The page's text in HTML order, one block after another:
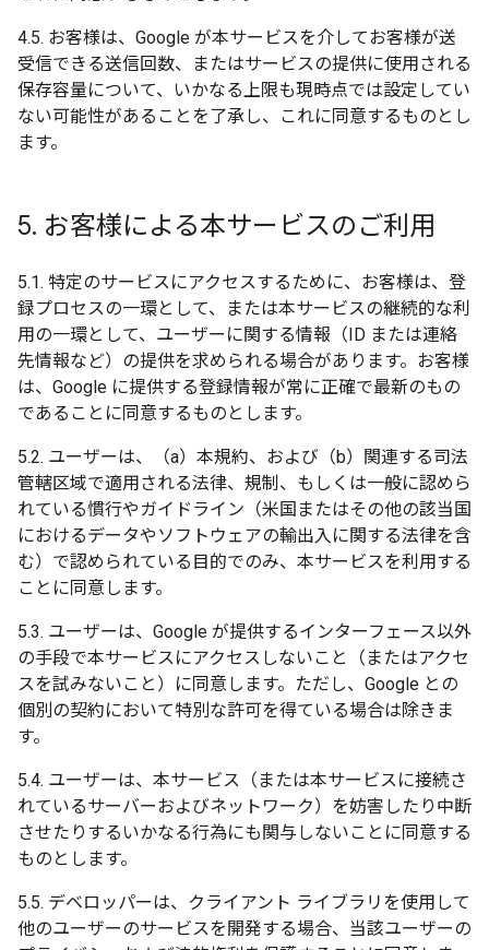
4.5. お客様は、Google が本サービスを介してお客様が送
受信できる送信回数、またはサービスの提供に使用される
保存容量について、いかなる上限も現時点では設定してい
ない可能性があることを了承し、これに同意するものとし
ます。
5. お客様による本サービスのご利用
5.1. 特定のサービスにアクセスするために、お客様は、登
録プロセスの一環として、または本サービスの継続的な利
用の一環として、ユーザーに関する情報（ID または連絡
先情報など）の提供を求められる場合があります。お客様
は、Google に提供する登録情報が常に正確で最新のもの
であることに同意するものとします。
5.2. ユーザーは、（a）本規約、および（b）関連する司法
管轄区域で適用される法律、規制、もしくは一般に認めら
れている慣行やガイドライン（米国またはその他の該当国
におけるデータやソフトウェアの輸出入に関する法律を含
む）で認められている目的でのみ、本サービスを利用する
ことに同意します。
5.3. ユーザーは、Google が提供するインターフェース以外
の手段で本サービスにアクセスしないこと（またはアクセ
スを試みないこと）に同意します。ただし、Google との
個別の契約において特別な許可を得ている場合は除きま
す。
5.4. ユーザーは、本サービス（または本サービスに接続さ
れているサーバーおよびネットワーク）を妨害したり中断
させたりするいかなる行為にも関与しないことに同意する
ものとします。
5.5. デベロッパーは、クライアント ライブラリを使用して
他のユーザーのサービスを開発する場合、当該ユーザーの